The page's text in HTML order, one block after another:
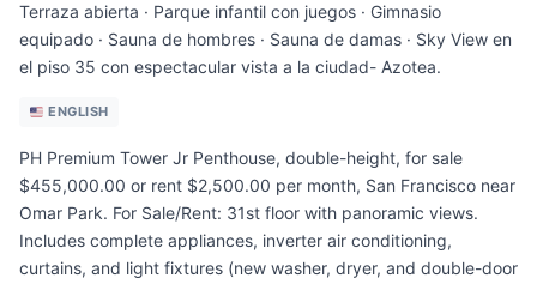
Terraza abierta · Parque infantil con juegos · Gimnasio
equipado · Sauna de hombres · Sauna de damas · Sky View en
el piso 35 con espectacular vista a la ciudad- Azotea.
ENGLISH
PH Premium Tower Jr Penthouse, double-height, for sale
$455,000.00 or rent $2,500.00 per month, San Francisco near
Omar Park. For Sale/Rent: 31st floor with panoramic views.
Includes complete appliances, inverter air conditioning,
curtains, and light fixtures (new washer, dryer, and double-door